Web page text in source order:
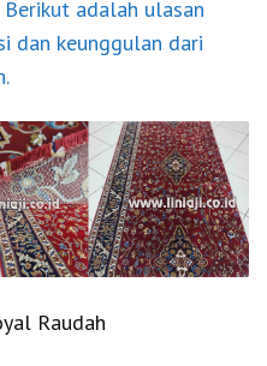
adalah ulasan
dan keunggulan dari
.
Raudah